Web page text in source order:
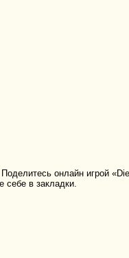
Поделитесь онлайн игрой
себе в закладки.